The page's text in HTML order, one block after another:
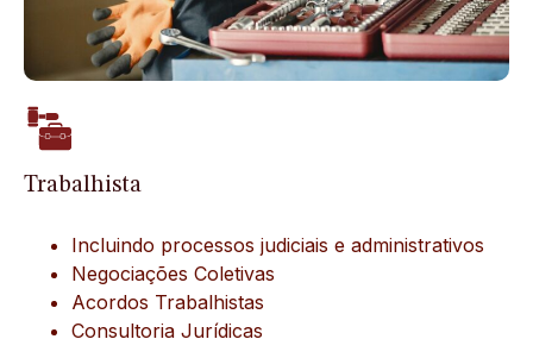
Trabalhista
Incluindo processos judiciais e administrativos
Negociações Coletivas
Acordos Trabalhistas
Consultoria Jurídicas